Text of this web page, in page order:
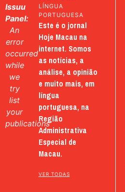
Issuu
Panel:
An
error
occurred
while
we
try
list
your
publications
LÍNGUA
PORTUGUESA
Este é o jornal
Hoje Macau na
internet. Somos
as notícias, a
análise, a opinião
e muito mais, em
língua
portuguesa, na
Região
Administrativa
Especial de
Macau.
VER TODAS